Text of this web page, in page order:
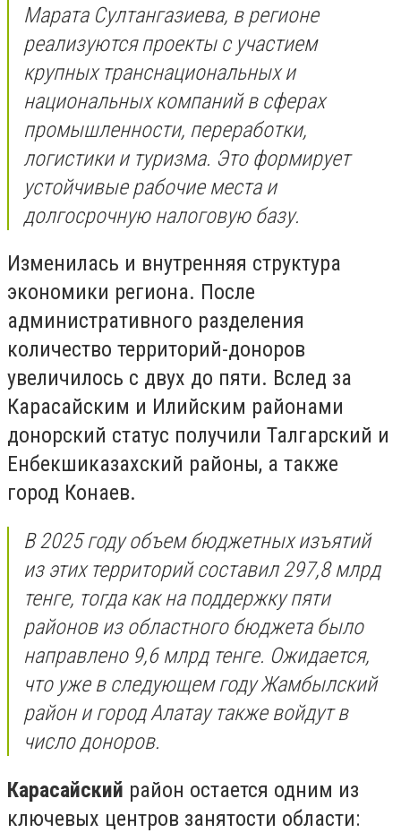
Марата Султангазиева, в регионе
реализуются проекты с участием
крупных транснациональных и
национальных компаний в сферах
промышленности, переработки,
логистики и туризма. Это формирует
устойчивые рабочие места и
долгосрочную налоговую базу.
Изменилась и внутренняя структура
экономики региона. После
административного разделения
количество территорий-доноров
увеличилось с двух до пяти. Вслед за
Карасайским и Илийским районами
донорский статус получили Талгарский и
Енбекшиказахский районы, а также
город Конаев.
В 2025 году объем бюджетных изъятий
из этих территорий составил 297,8 млрд
тенге, тогда как на поддержку пяти
районов из областного бюджета было
направлено 9,6 млрд тенге. Ожидается,
что уже в следующем году Жамбылский
район и город Алатау также войдут в
число доноров.
Карасайский район остается одним из
ключевых центров занятости области: